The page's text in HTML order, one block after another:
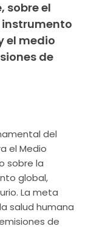
sobre el
instrumento
el medio
de
del
el Medio
sobre la
global,
La meta
salud humana
de